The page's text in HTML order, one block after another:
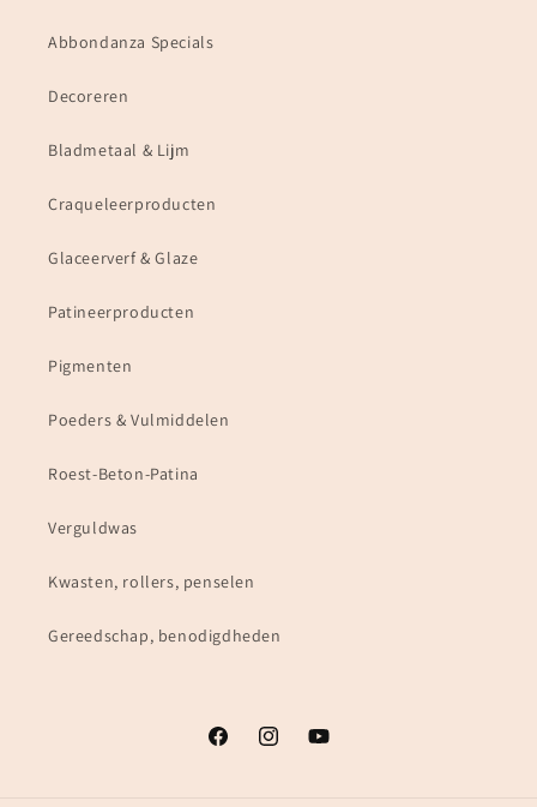
Abbondanza Specials
Decoreren
Bladmetaal & Lijm
Craqueleerproducten
Glaceerverf & Glaze
Patineerproducten
Pigmenten
Poeders & Vulmiddelen
Roest-Beton-Patina
Verguldwas
Kwasten, rollers, penselen
Gereedschap, benodigdheden
FacebookInstagramYouTube